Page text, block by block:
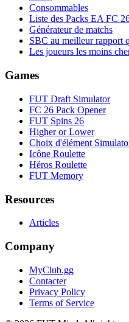
Consommables
Liste des Packs EA FC
Générateur de matchs
SBC au meilleur rapport
Les joueurs les moins
Games
FUT Draft Simulator
FC 26 Pack Opener
FUT Spins 26
Higher or Lower
Choix d'élément
Icône Roulette
Héros Roulette
FUT Memory
Resources
Articles
Company
MyClub.gg
Contacter
Privacy Policy
Terms of Service